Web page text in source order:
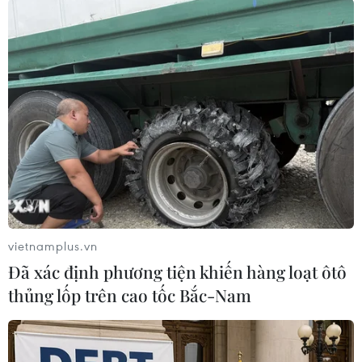
#Tội phạm hình sự #Hình sự
#Công an
#Vụ án
#Phạm pháp #Pháp luật
#Pháp đình
#Xã hội
#An ninh xã hội #Chính trị
#VietnamPlus
#Vietnam
Theo dõi VietnamPlus
TIN LIÊN QUAN
vietnamplus.vn
Đã xác định phương tiện khiến hàng loạt ôtô
thủng lốp trên cao tốc Bắc-Nam